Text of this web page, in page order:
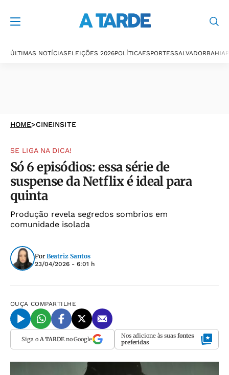
ÚLTIMAS NOTÍCIASELEIÇÕES 2026POLÍTICAESPORTESSALVADORBAHIA
HOME>CINEINSITE
SE LIGA NA DICA!
Só 6 episódios: essa série de
suspense da Netflix é ideal para
quinta
Produção revela segredos sombrios em
comunidade isolada
Por Beatriz Santos
23/04/2026 - 6:01 h
OUÇA COMPARTILHE
Siga o A TARDEno Google Nos adicione às suas fontes
preferidas